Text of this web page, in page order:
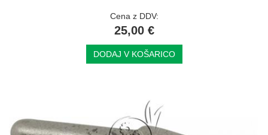
Cena z DDV:
25,00 €
DODAJ V KOŠARICO